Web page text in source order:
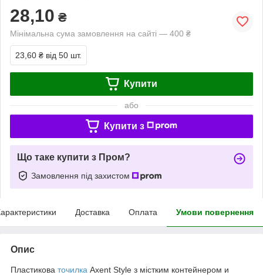
28,10 ₴
Мінімальна сума замовлення на сайті — 400 ₴
23,60 ₴ від 50 шт.
Купити
або
Купити з
Що таке купити з Пром?
Замовлення під захистом
Доставка Оплата Умови повернення
Опис
Пластикова точилка Axent Style з містким контейнером и